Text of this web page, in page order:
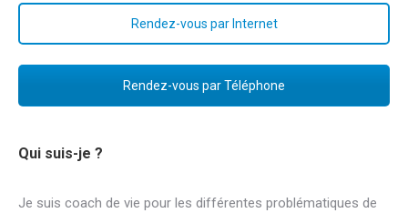
Qui suis-je ?
Je suis coach de vie pour les différentes problématiques de
Rendez-vous par Internet
Rendez-vous par Téléphone